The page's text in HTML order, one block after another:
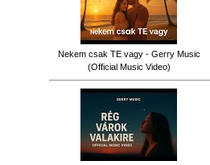
Nekem csak TE vagy - Gerry Music
(Official Music Video)